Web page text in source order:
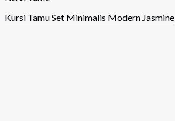
Kursi Tamu Set Minimalis Modern Jasmine